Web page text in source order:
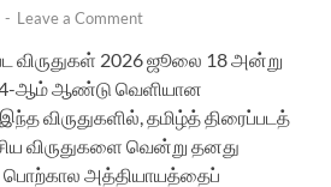
- Leave a Comment
விருதுகள் 2026 ஜூலை 18 அன்று
ஆம் ஆண்டு வெளியான
விருதுகளில், தமிழ்த் திரைப்படத்
விருதுகளை வென்று தனது
பொற்கால அத்தியாயத்தைப்